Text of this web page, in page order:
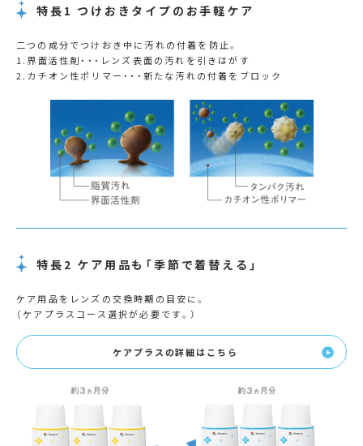
特長1 つけおきタイプのお手軽ケア
二つの成分でつけおき中に汚れの付着を防止。
1.界面活性剤・・・レンズ表面の汚れを引きはがす
2.カチオン性ポリマー・・・新たな汚れの付着をブロック
特長2 ケア用品も「季節で着替える」
ケア用品をレンズの交換時期の目安に。
（ケアプラスコース選択が必要です。）
ケアプラスの詳細はこちら